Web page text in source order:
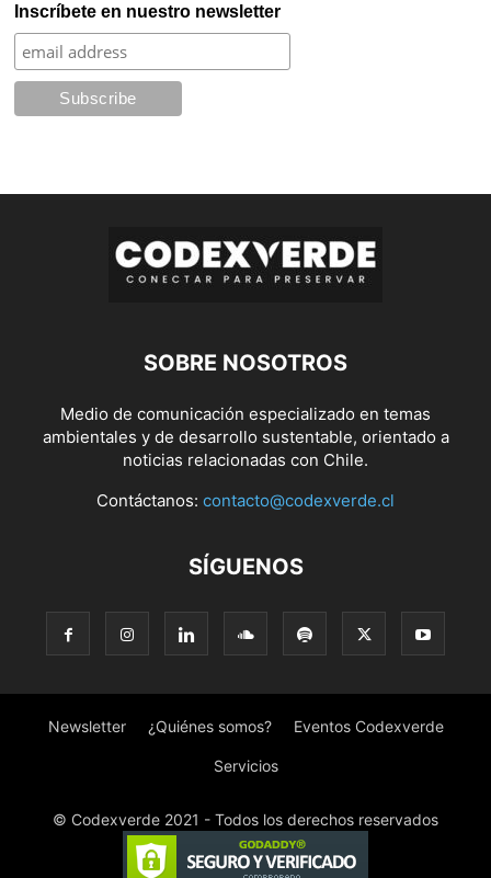
Inscríbete en nuestro newsletter
SOBRE NOSOTROS
Medio de comunicación especializado en temas
ambientales y de desarrollo sustentable, orientado a
noticias relacionadas con Chile.
Contáctanos: contacto@codexverde.cl
SÍGUENOS
Newsletter ¿Quiénes somos? Eventos Codexverde
Servicios
© Codexverde 2021 - Todos los derechos reservados